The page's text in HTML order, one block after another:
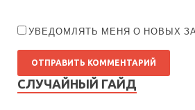
УВЕДОМЛЯТЬ МЕНЯ О НОВЫХ
СЛУЧАЙНЫЙ ГАЙД